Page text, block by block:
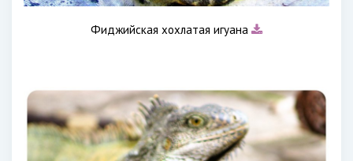
Фиджийская хохлатая игуана